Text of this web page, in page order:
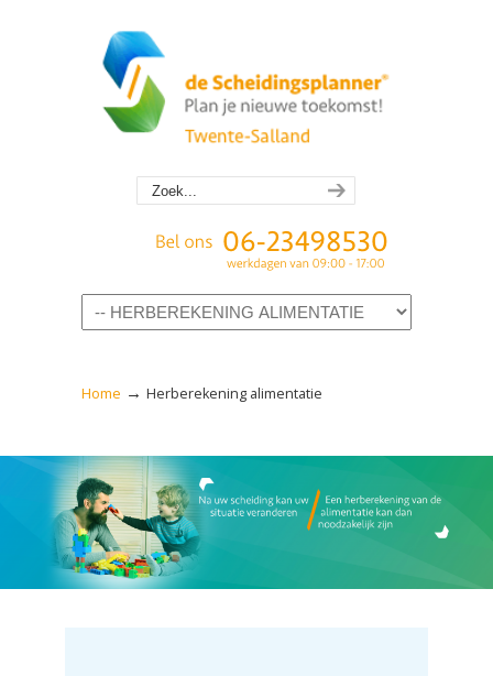
Navigation
Home → Herberekening alimentatie